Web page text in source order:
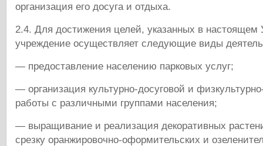
организация его досуга и отдыха.
2.4. Для достижения целей, указанных в настоящем
учреждение осуществляет следующие виды
— предоставление населению парковых услуг;
— организация культурно-досуговой и
работы с различными группами населения;
— выращивание и реализация декоративных
срезку оранжировочно-оформительских и